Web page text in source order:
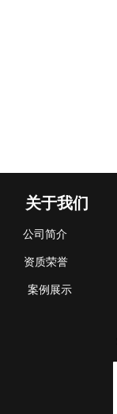
案例展示
关于我们
资质荣誉
公司简介